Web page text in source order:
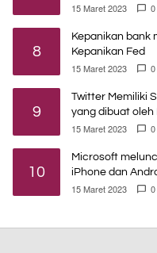
15 Maret 2023 0
8
Kepanikan bank
Kepanikan Fed
15 Maret 2023 0
9
Twitter Memiliki
yang dibuat oleh
15 Maret 2023 0
10
Microsoft
iPhone dan
15 Maret 2023 0